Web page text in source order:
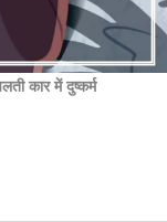
कार में दुष्कर्म